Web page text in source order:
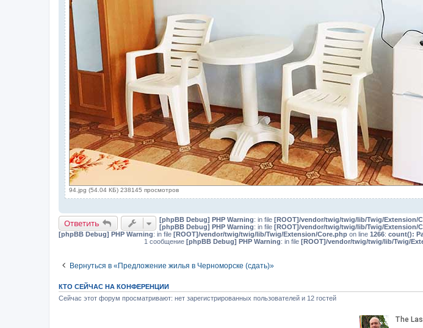
94.jpg (54.04 КБ) 238145 просмотров
Ответить [phpBB Debug] PHP Warning: in file [ROOT]/vendor/twig/twig/lib/Twig/Extension/
[phpBB Debug] PHP Warning: in file [ROOT]/vendor/twig/twig/lib/Twig/Extension/
[phpBB Debug] PHP Warning: in file [ROOT]/vendor/twig/twig/lib/Twig/Extension/Core.php on line 1266: count():
1 сообщение [phpBB Debug] PHP Warning: in file [ROOT]/vendor/twig/twig/lib/Twig/
Вернуться в «Предложение жилья в Черноморске (сдать)»
КТО СЕЙЧАС НА КОНФЕРЕНЦИИ
Сейчас этот форум просматривают: нет зарегистрированных пользователей и 12 гостей